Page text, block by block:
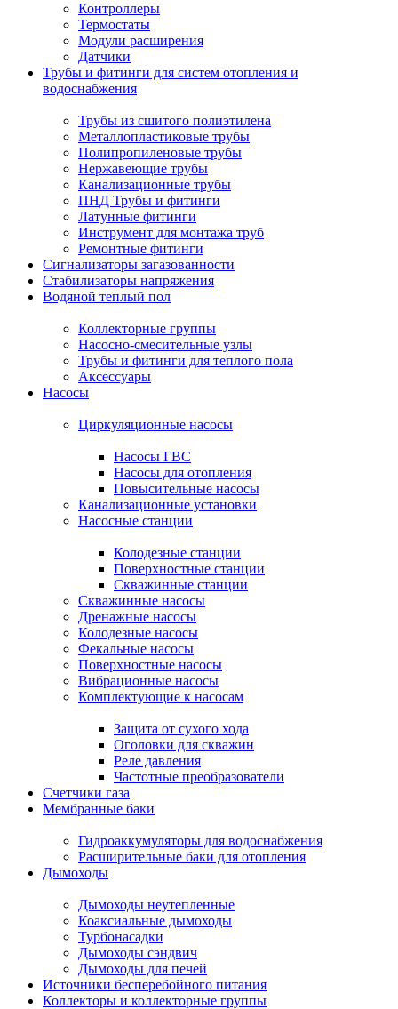
Контроллеры
Термостаты
Модули расширения
Датчики
Трубы и фитинги для систем отопления и
водоснабжения
Трубы из сшитого полиэтилена
Металлопластиковые трубы
Полипропиленовые трубы
Нержавеющие трубы
Канализационные трубы
ПНД Трубы и фитинги
Латунные фитинги
Инструмент для монтажа труб
Ремонтные фитинги
Сигнализаторы загазованности
Стабилизаторы напряжения
Водяной теплый пол
Коллекторные группы
Насосно-смесительные узлы
Трубы и фитинги для теплого пола
Аксессуары
Насосы
Циркуляционные насосы
Насосы ГВС
Насосы для отопления
Повысительные насосы
Канализационные установки
Насосные станции
Колодезные станции
Поверхностные станции
Скважинные станции
Скважинные насосы
Дренажные насосы
Колодезные насосы
Фекальные насосы
Поверхностные насосы
Вибрационные насосы
Комплектующие к насосам
Защита от сухого хода
Оголовки для скважин
Реле давления
Частотные преобразователи
Счетчики газа
Мембранные баки
Гидроаккумуляторы для водоснабжения
Расширительные баки для отопления
Дымоходы
Дымоходы неутепленные
Коаксиальные дымоходы
Турбонасадки
Дымоходы сэндвич
Дымоходы для печей
Источники бесперебойного питания
Коллекторы и коллекторные группы